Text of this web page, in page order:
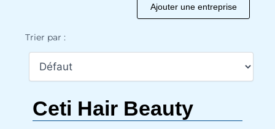
Ajouter une entreprise
Trier par :
Ceti Hair Beauty